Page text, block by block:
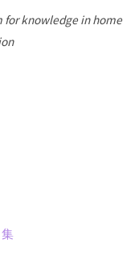
for knowledge in home